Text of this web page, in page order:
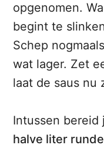
opgenomen.
begint te
Schep
wat lager. Zet
laat de saus nu
Intussen bereid
halve liter